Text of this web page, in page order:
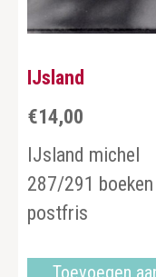
IJsland
€14,00
IJsland michel
287/291 boeken
postfris